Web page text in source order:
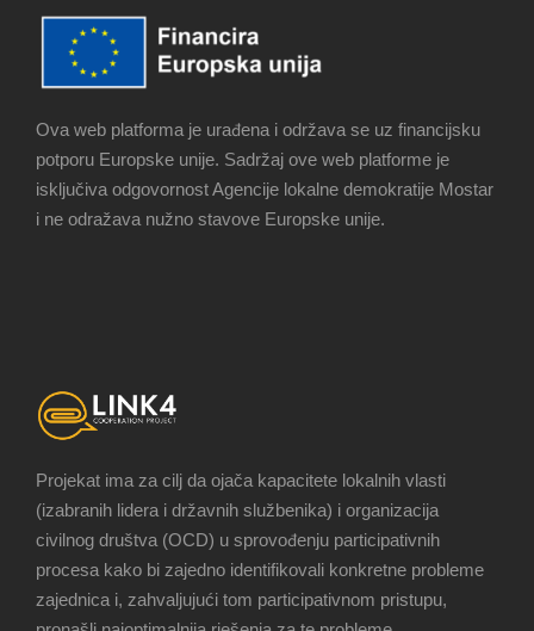
Ova web platforma je urađena i održava se uz financijsku
potporu Europske unije. Sadržaj ove web platforme je
isključiva odgovornost Agencije lokalne demokratije Mostar
i ne odražava nužno stavove Europske unije.
Projekat ima za cilj da ojača kapacitete lokalnih vlasti
(izabranih lidera i državnih službenika) i organizacija
civilnog društva (OCD) u sprovođenju participativnih
procesa kako bi zajedno identifikovali konkretne probleme
zajednica i, zahvaljujući tom participativnom pristupu,